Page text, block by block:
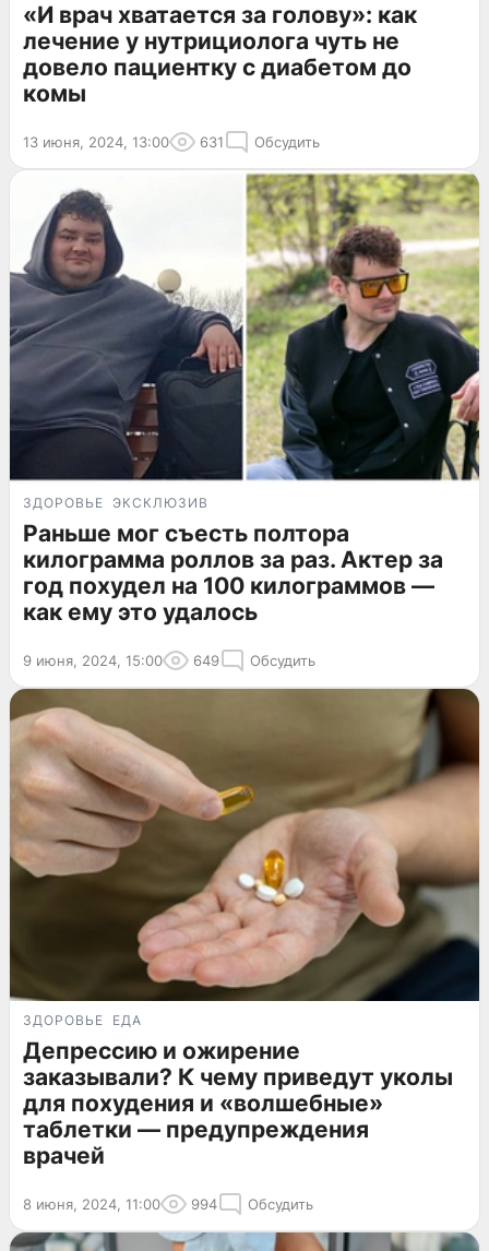
«И врач хватается за голову»: как
лечение у нутрициолога чуть не
довело пациентку с диабетом до
комы
13 июня, 2024, 13:00 631 Обсудить
ЗДОРОВЬЕ ЭКСКЛЮЗИВ
Раньше мог съесть полтора
килограмма роллов за раз. Актер за
год похудел на 100 килограммов —
как ему это удалось
9 июня, 2024, 15:00 649 Обсудить
ЗДОРОВЬЕ ЕДА
Депрессию и ожирение
заказывали? К чему приведут уколы
для похудения и «волшебные»
таблетки — предупреждения
врачей
8 июня, 2024, 11:00 994 Обсудить